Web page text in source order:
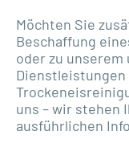
Möchten Sie
Beschaffung
oder zu
uns – wir stehen
ausführlichen